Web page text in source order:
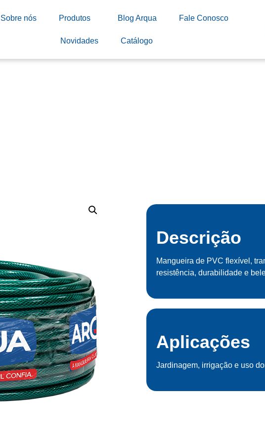
Sobre nós Produtos Blog Arqua Fale Conosco
Novidades Catálogo
Descrição
Mangueira de PVC flexível,
resistência, durabilidade e
Aplicações
Jardinagem, irrigação e uso